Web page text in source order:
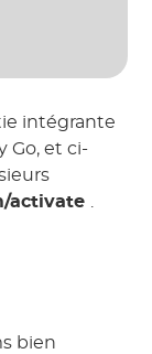
intégrante
Go, et ci-
activate .
bien